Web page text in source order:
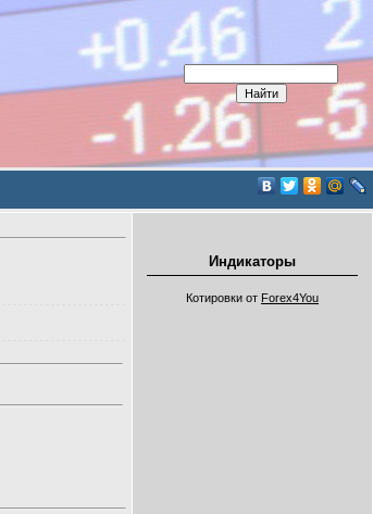
Индикаторы
Котировки от Forex4You